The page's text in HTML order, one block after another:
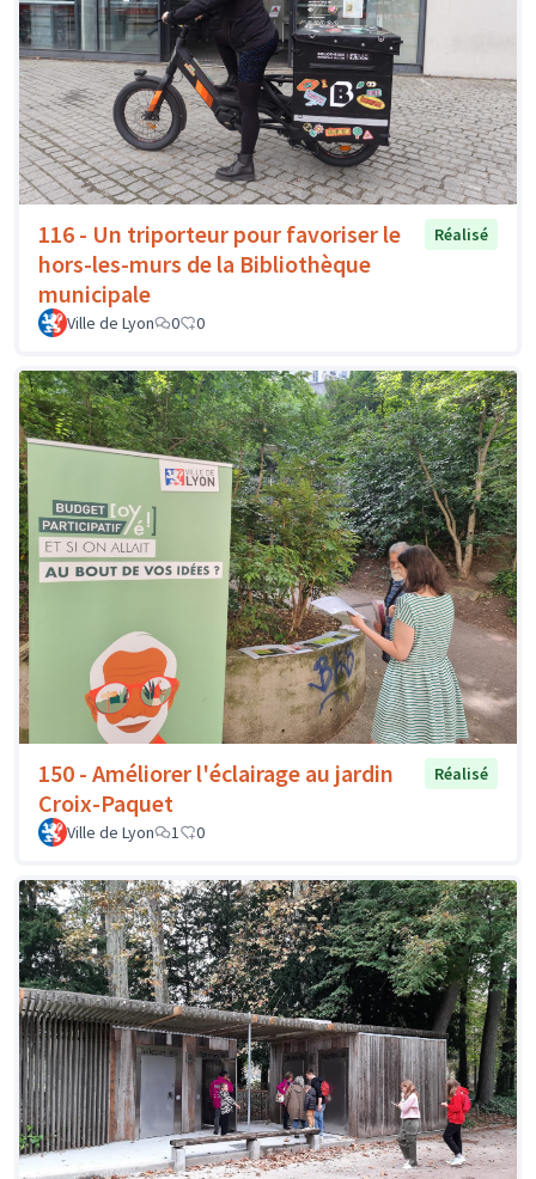
116 - Un triporteur pour favoriser le
hors-les-murs de la Bibliothèque
municipale
Réalisé
Ville de Lyon 0 0
150 - Améliorer l'éclairage au jardin
Croix-Paquet
Réalisé
Ville de Lyon 1 0